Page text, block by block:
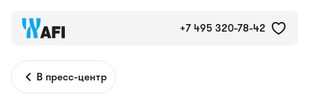
+7 495 320-78-42
В пресс-центр